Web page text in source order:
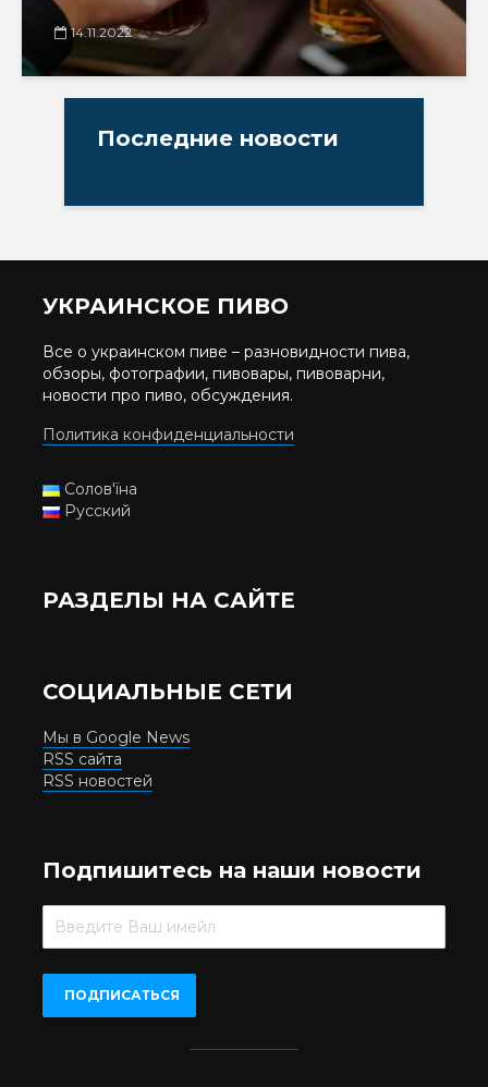
14.11.2022
Последние новости
УКРАИНСКОЕ ПИВО
Все о украинском пиве – разновидности пива,
обзоры, фотографии, пивовары, пивоварни,
новости про пиво, обсуждения.
Политика конфиденциальности
Солов'їна
Русский
РАЗДЕЛЫ НА САЙТЕ
СОЦИАЛЬНЫЕ СЕТИ
Мы в Google News
RSS сайта
RSS новостей
Подпишитесь на наши новости